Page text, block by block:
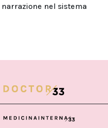
nel sistema